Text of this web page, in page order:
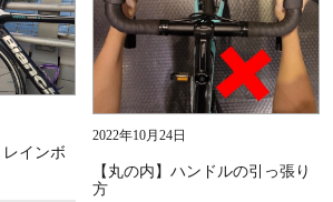
レインボ
2022年10月24日
【丸の内】ハンドルの引っ張り
方